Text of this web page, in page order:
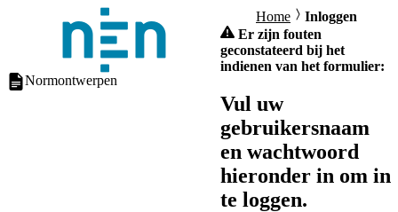
Normontwerpen
Home
Inloggen
Er zijn fouten
geconstateerd bij het
indienen van het formulier:
Vul uw
gebruikersnaam
en wachtwoord
hieronder in om in
te loggen.